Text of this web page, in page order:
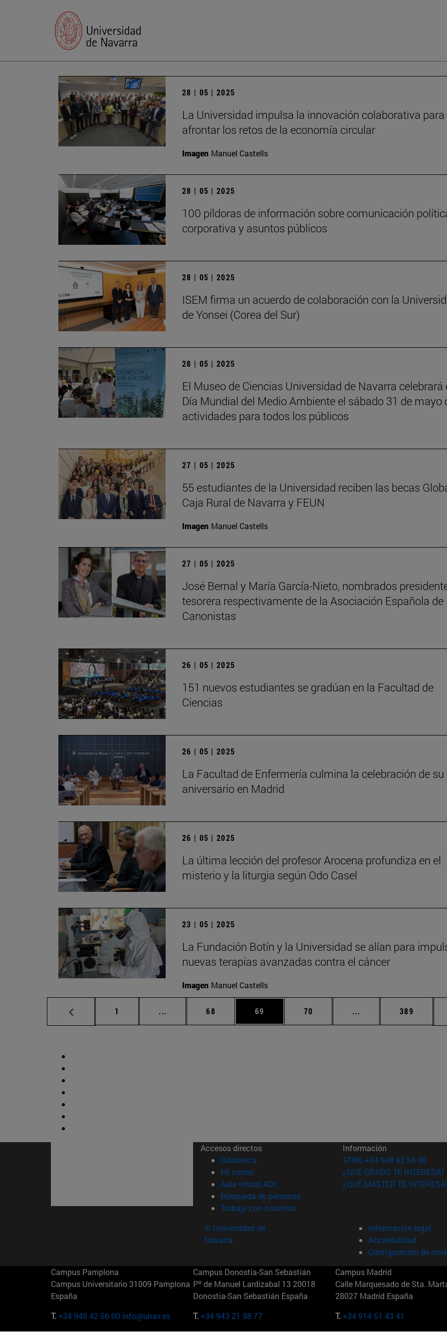
28 | 05 | 2025
La Universidad impulsa la innovación colaborativa para
afrontar los retos de la economía circular
Imagen Manuel Castells
28 | 05 | 2025
100 píldoras de información sobre comunicación
corporativa y asuntos públicos
28 | 05 | 2025
ISEM firma un acuerdo de colaboración con la
de Yonsei (Corea del Sur)
28 | 05 | 2025
El Museo de Ciencias Universidad de Navarra celebrará
Día Mundial del Medio Ambiente el sábado 31 de mayo
actividades para todos los públicos
27 | 05 | 2025
55 estudiantes de la Universidad reciben las becas
Caja Rural de Navarra y FEUN
Imagen Manuel Castells
27 | 05 | 2025
José Bernal y María García-Nieto, nombrados
tesorera respectivamente de la Asociación Española de
Canonistas
26 | 05 | 2025
151 nuevos estudiantes se gradúan en la Facultad de
Ciencias
26 | 05 | 2025
La Facultad de Enfermería culmina la celebración de su
aniversario en Madrid
26 | 05 | 2025
La última lección del profesor Arocena profundiza en el
misterio y la liturgia según Odo Casel
23 | 05 | 2025
La Fundación Botín y la Universidad se alían para
nuevas terapias avanzadas contra el cáncer
Imagen Manuel Castells
Página
1 ... Páginas intermedias Use TAB para desplazarse.
Página
68 Página
69 Página
70 ... Páginas intermedias
Página
389
Accesos directos
Biblioteca (abre en nueva ventana)
Mi correo(abre en nueva ventana)
Aula virtual ADI (abre en nueva ventana)
Búsqueda de personas(abre en nueva ventana)
Trabaja con nosotros(abre en nueva ventana)
Información
TFNO +34 948 42 56 00
¿QUÉ GRADO TE INTERESA?
¿QUÉ MÁSTER TE
© Universidad de
Navarra
Información legal
Accesibilidad
Configuración de
Campus Pamplona
Campus Universitario 31009 Pamplona
España
T.+34 948 42 56 00 info@unav.es
Campus Donostia-San Sebastián
Pº de Manuel Lardizabal 13 20018
Donostia-San Sebastián España
T.+34 943 21 98 77
Campus Madrid
Calle Marquesado de Sta.
28027 Madrid España
T.+34 914 51 43 41